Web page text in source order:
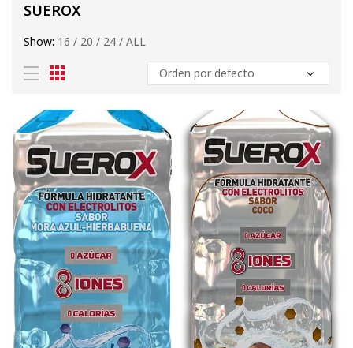
SUEROX
Show: 16 / 20 / 24 / ALL